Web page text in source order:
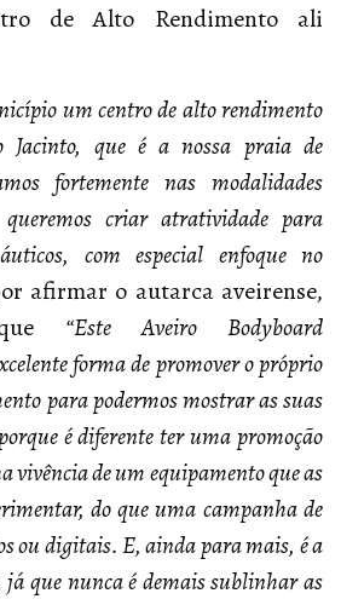
de Alto Rendimento ali
um centro de alto rendimento
Jacinto, que é a nossa praia de
fortemente nas modalidades
criar atratividade para
com especial enfoque no
afirmar o autarca aveirense,
“Este Aveiro Bodyboard
forma de promover o próprio
para podermos mostrar as suas
é diferente ter uma promoção
vivência de um equipamento que as
do que uma campanha de
ou digitais. E, ainda para mais, é a
que nunca é demais sublinhar as